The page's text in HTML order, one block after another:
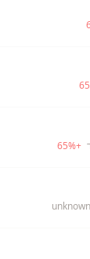
65
+
65%